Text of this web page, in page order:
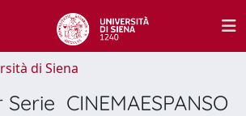
di Siena
CINEMAESPANSO